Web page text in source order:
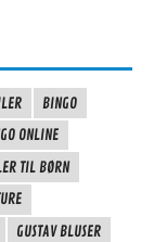
BINGO
ONLINE
TIL BØRN
GUSTAV BLUSER